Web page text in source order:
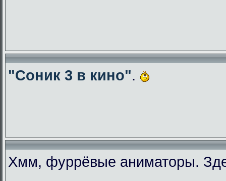
"Соник 3 в кино".
Хмм, фуррёвые аниматоры.